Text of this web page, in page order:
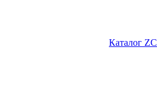
Каталог